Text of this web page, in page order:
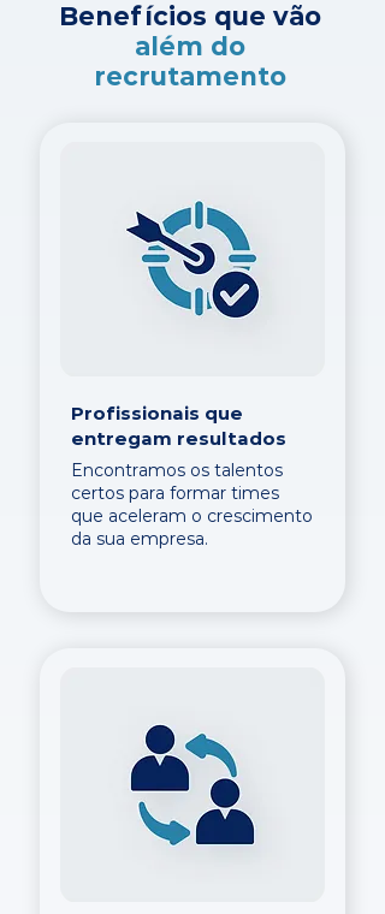
Benefícios que vão
além do
recrutamento
Profissionais que
entregam resultados
Encontramos os talentos
certos para formar times
que aceleram o crescimento
da sua empresa.